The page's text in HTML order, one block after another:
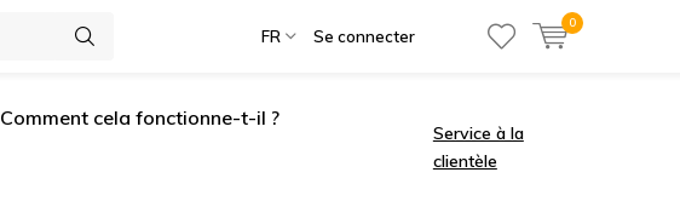
FR Se connecter
0
Comment cela fonctionne-t-il ?
Service à la
clientèle